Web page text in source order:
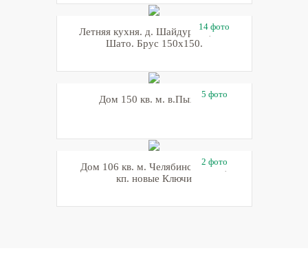
14 фото
Летняя кухня. д. Шайдурово, КП
Шато. Брус 150х150.
5 фото
Дом 150 кв. м. в.Пышма
2 фото
Дом 106 кв. м. Челябинская обл,
кп. новые Ключи